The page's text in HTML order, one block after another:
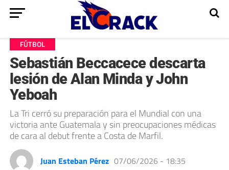
FÚTBOL
Sebastián Beccacece descarta
lesión de Alan Minda y John
Yeboah
La Tri cerró su preparación para el Mundial con una
victoria ante Guatemala y sin preocupaciones médicas
de cara al debut frente a Costa de Marfil.
Juan Esteban Pérez 07/06/2026 - 18:35